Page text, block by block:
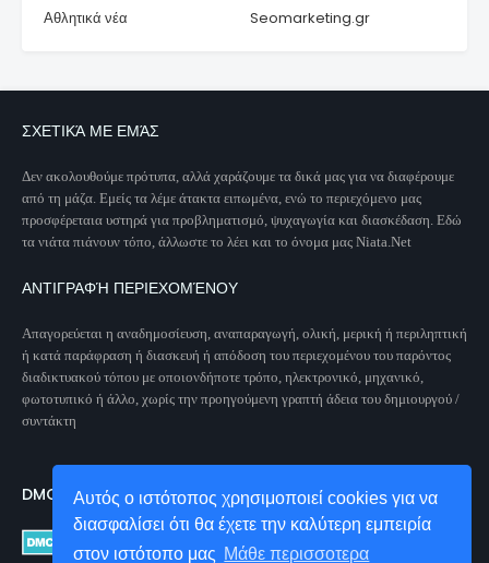
Αυτός ο ιστότοπος χρησιμοποιεί cookies για να
διασφαλίσει ότι θα έχετε την καλύτερη εμπειρία
στον ιστότοπο μας Μάθε περισσοτερα
Αθλητικά νέα
Seomarketing.gr
ΣΧΕΤΙΚΆ ΜΕ ΕΜΆΣ
Δεν ακολουθούμε πρότυπα, αλλά χαράζουμε τα δικά μας για να διαφέρουμε
από τη μάζα. Εμείς τα λέμε άτακτα ειπωμένα, ενώ το περιεχόμενο μας
προσφέρεταια υστηρά για προβληματισμό, ψυχαγωγία και διασκέδαση. Εδώ
τα νιάτα πιάνουν τόπο, άλλωστε το λέει και το όνομα μας Niata.Net
ΑΝΤΙΓΡΑΦΉ ΠΕΡΙΕΧΟΜΈΝΟΥ
Απαγορεύεται η αναδημοσίευση, αναπαραγωγή, ολική, μερική ή περιληπτική
ή κατά παράφραση ή διασκευή ή απόδοση του περιεχομένου του παρόντος
διαδικτυακού τόπου με οποιονδήποτε τρόπο, ηλεκτρονικό, μηχανικό,
φωτοτυπικό ή άλλο, χωρίς την προηγούμενη γραπτή άδεια του δημιουργού /
συντάκτη
DMCA PROTECTED